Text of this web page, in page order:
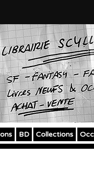
BD Collections